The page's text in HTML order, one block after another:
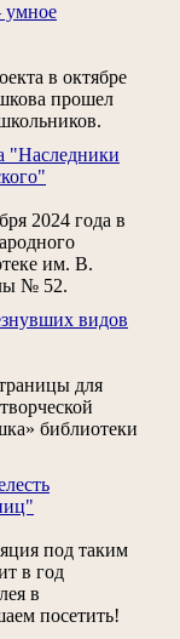
умное
в октябре
прошел
"Наследники
2024 года в
им. В.
№ 52.
видов
для
библиотеки
под таким
в год
в
посетить!